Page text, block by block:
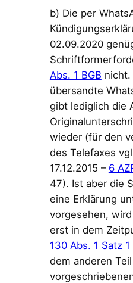
b) Die per
02.09.2020
Abs. 1 BGB nicht.
übersandte
gibt lediglich die
wieder (für den
des Telefaxes
17.12.2015 – 6
47). Ist aber die
eine Erklärung
vorgesehen,
erst in dem
130 Abs. 1 Satz 1
dem anderen